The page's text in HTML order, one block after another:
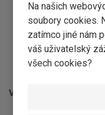
Na našich
soubory cookies.
zatímco jiné nám
váš uživatelský
všech cookies?
Pondělí:
Úterý:
Středa:
Čtvrtek:
Víkendy a svátky: